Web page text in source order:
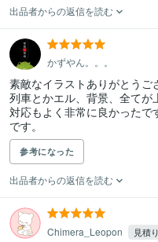
出品者からの返信を読む
かずやん。。。
素敵なイラストありがとうご
列車とかエル、背景、全て
対応もよく非常に良かった
です。
参考になった
出品者からの返信を読む
Chimera_Leopon 見積